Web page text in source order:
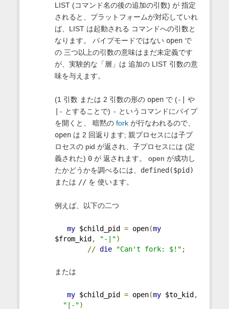
LIST (コマンド名の後の追加の引数) が 指定
されると、プラットフォームが対応していれ
ば、LIST は起動される コマンドへの引数と
なります。 パイプモードではない openで
の 三つ以上の引数の意味はまだ未定義です
が、実験的な「層」は 追加の LIST 引数の意
味を与えます。
(1 引数 または 2 引数の形の openで (-| や
|- とすることで) - というコマンドにパイプ
を開くと、 暗黙の forkが行なわれるので、
openは 2 回返ります; 親プロセスには子プ
ロセスの pid が返され、子プロセスには (定
義された) 0が 返されます。 open が成功し
たかどうかを調べるには、 defined($pid)
または //を 使います。
例えば、以下の二つ
my $child_pid = open(my
$from_kid , "-|")
// die "Can't fork: $!" ;
または
my $child_pid = open(my $to_kid ,
"|-")